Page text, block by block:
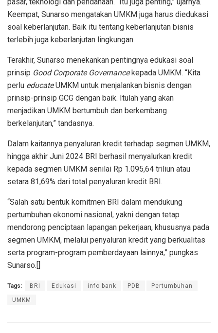
Keempat, Sunarso mengatakan UMKM juga harus diedukasi
soal keberlanjutan. Baik itu tentang keberlanjutan bisnis
terlebih juga keberlanjutan lingkungan.
Terakhir, Sunarso menekankan pentingnya edukasi soal
prinsip Good Corporate Governancekepada UMKM. “Kita
perlu educateUMKM untuk menjalankan bisnis dengan
prinsip-prinsip GCG dengan baik. Itulah yang akan
menjadikan UMKM bertumbuh dan berkembang
berkelanjutan,” tandasnya.
Dalam kaitannya penyaluran kredit terhadap segmen UMKM,
hingga akhir Juni 2024 BRI berhasil menyalurkan kredit
kepada segmen UMKM senilai Rp 1.095,64 triliun atau
setara 81,69% dari total penyaluran kredit BRI.
“Salah satu bentuk komitmen BRI dalam mendukung
pertumbuhan ekonomi nasional, yakni dengan tetap
mendorong penciptaan lapangan pekerjaan, khususnya pada
segmen UMKM, melalui penyaluran kredit yang berkualitas
serta program-program pemberdayaan lainnya,” pungkas
Sunarso.[]
Tags: BRI Edukasi info bank PDB Pertumbuhan
UMKM